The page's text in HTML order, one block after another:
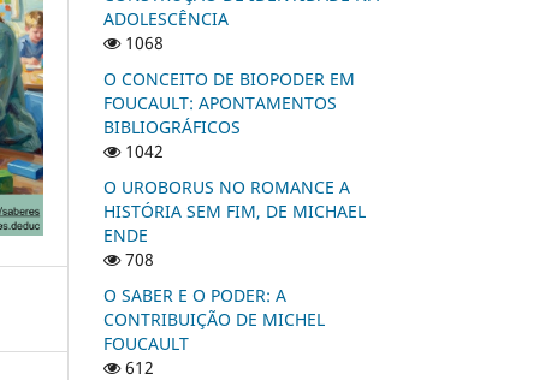
ADOLESCÊNCIA
1068
O CONCEITO DE BIOPODER EM
FOUCAULT: APONTAMENTOS
BIBLIOGRÁFICOS
1042
O UROBORUS NO ROMANCE A
HISTÓRIA SEM FIM, DE MICHAEL
ENDE
708
O SABER E O PODER: A
CONTRIBUIÇÃO DE MICHEL
FOUCAULT
612